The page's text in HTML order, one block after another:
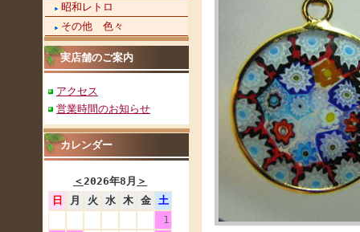
昭和レトロ
その他 色々
実店舗のご案内
アクセス
営業時間のお知らせ
カレンダー
＜2026年8月 ＞
日
月 火 水 木 金
土
1